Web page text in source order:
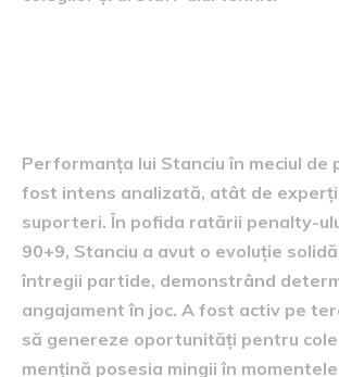
Performanța lui Stanciu în meciul de
fost intens analizată, atât de
suporteri. În pofida ratării penalty-
90+9, Stanciu a avut o evoluție
întregii partide, demonstrând
angajament în joc. A fost activ pe
să genereze oportunități pentru
mențină posesia mingii în